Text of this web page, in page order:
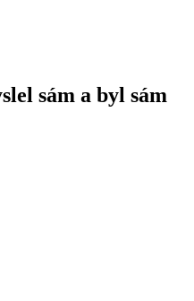
sám a byl sám